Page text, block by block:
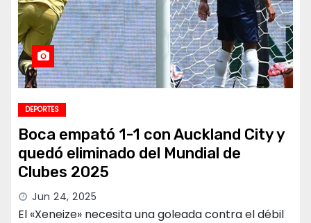
DEPORTES
Boca empató 1-1 con Auckland City y
quedó eliminado del Mundial de
Clubes 2025
Jun 24, 2025
El «Xeneize» necesita una goleada contra el débil